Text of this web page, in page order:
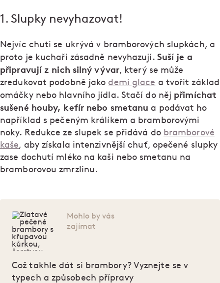
1. Slupky nevyhazovat!
Nejvíc chuti se ukrývá v bramborových slupkách, a
proto je kuchaři zásadně nevyhazují. Suší je a
připravují z nich silný vývar, který se může
zredukovat podobně jako demi glace a tvořit základ
omáčky nebo hlavního jídla. Stačí do něj přimíchat
sušené houby, kefír nebo smetanu a podávat ho
například s pečeným králíkem a bramborovými
noky. Redukce ze slupek se přidává do bramborové
kaše, aby získala intenzivnější chuť, opečené slupky
zase dochutí mléko na kaši nebo smetanu na
bramborovou zmrzlinu.
Mohlo by vás
zajímat
Což takhle dát si brambory? Vyznejte se v
typech a způsobech přípravy